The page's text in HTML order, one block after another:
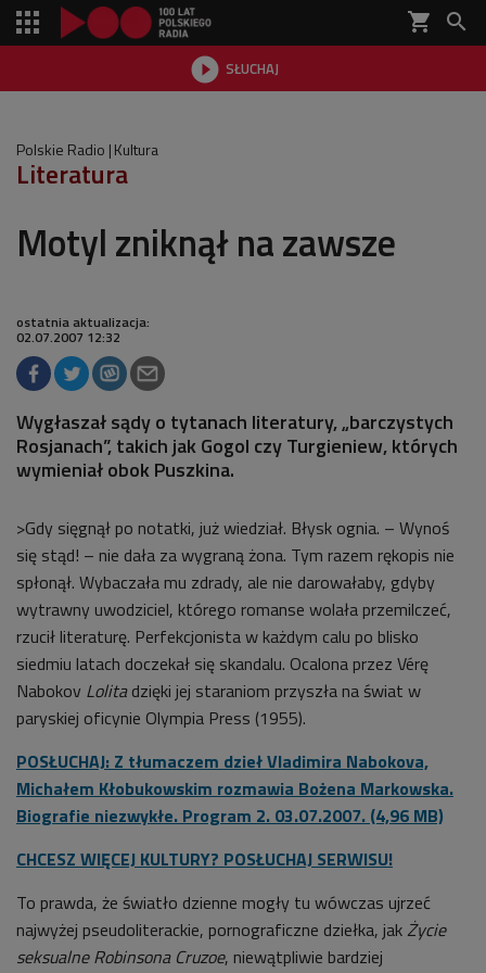
shopping_cart 
 SŁUCHAJ

Polskie Radio Kultura
Literatura
Motyl zniknął na zawsze
ostatnia aktualizacja:
02.07.2007 12:32
Wygłaszał sądy o tytanach literatury, „barczystych
Rosjanach”, takich jak Gogol czy Turgieniew, których
wymieniał obok Puszkina.
>Gdy sięgnął po notatki, już wiedział. Błysk ognia. – Wynoś
się stąd! – nie dała za wygraną żona. Tym razem rękopis nie
spłonął. Wybaczała mu zdrady, ale nie darowałaby, gdyby
wytrawny uwodziciel, którego romanse wolała przemilczeć,
rzucił literaturę. Perfekcjonista w każdym calu po blisko
siedmiu latach doczekał się skandalu. Ocalona przez Vérę
Nabokov Lolitadzięki jej staraniom przyszła na świat w
paryskiej oficynie Olympia Press (1955).
POSŁUCHAJ: Z tłumaczem dzieł Vladimira Nabokova,
Michałem Kłobukowskim rozmawia Bożena Markowska.
Biografie niezwykłe. Program 2. 03.07.2007. (4,96 MB)
CHCESZ WIĘCEJ KULTURY? POSŁUCHAJ SERWISU!
To prawda, że światło dzienne mogły tu wówczas ujrzeć
najwyżej pseudoliterackie, pornograficzne dziełka, jak Życie
seksualne Robinsona Cruzoe, niewątpliwie bardziej